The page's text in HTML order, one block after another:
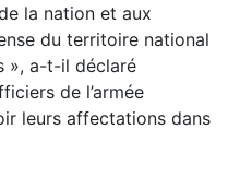
la nation et aux
du territoire national
», a-t-il déclaré
de l’armée
leurs affectations dans